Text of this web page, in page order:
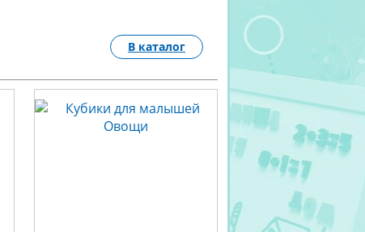
В каталог